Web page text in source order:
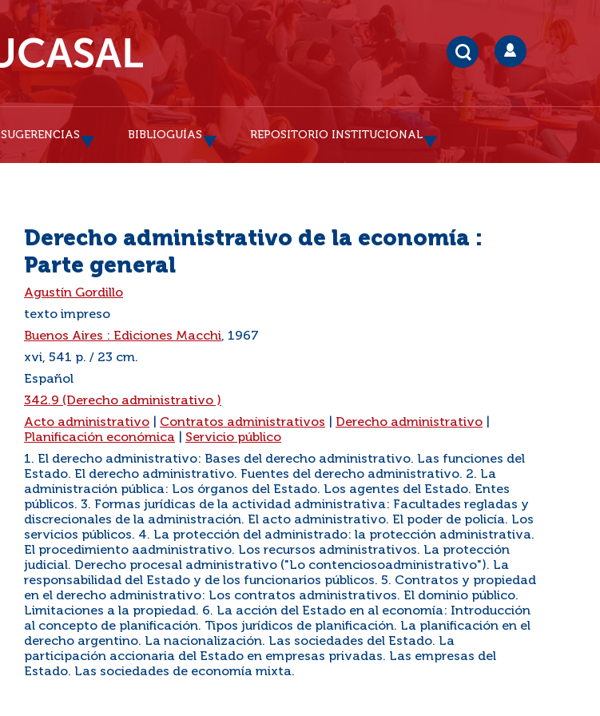
SUGERENCIAS BIBLIOGUÍAS REPOSITORIO INSTITUCIONAL
Derecho administrativo de la economía :
Parte general
Agustín Gordillo
texto impreso
Buenos Aires : Ediciones Macchi, 1967
xvi, 541 p. / 23 cm.
Español
342.9 (Derecho administrativo )
Acto administrativo Contratos administrativos Derecho administrativo
Planificación económica
Servicio público
1. El derecho administrativo: Bases del derecho administrativo. Las funciones del
Estado. El derecho administrativo. Fuentes del derecho administrativo. 2. La
administración pública: Los órganos del Estado. Los agentes del Estado. Entes
públicos. 3. Formas jurídicas de la actividad administrativa: Facultades regladas y
discrecionales de la administración. El acto administrativo. El poder de policía. Los
servicios públicos. 4. La protección del administrado: la protección administrativa.
El procedimiento aadministrativo. Los recursos administrativos. La protección
judicial. Derecho procesal administrativo ("Lo contenciosoadministrativo"). La
responsabilidad del Estado y de los funcionarios públicos. 5. Contratos y propiedad
en el derecho administrativo: Los contratos administrativos. El dominio público.
Limitaciones a la propiedad. 6. La acción del Estado en al economía: Introducción
al concepto de planificación. Tipos jurídicos de planificación. La planificación en el
derecho argentino. La nacionalización. Las sociedades del Estado. La
participación accionaria del Estado en empresas privadas. Las empresas del
Estado. Las sociedades de economía mixta.